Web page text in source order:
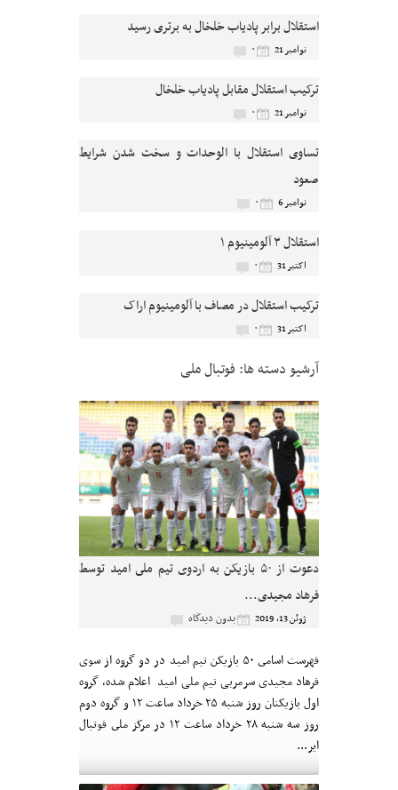
استقلال برابر پادیاب خلخال به برتری رسید
نوامبر 21 ۰
ترکیب استقلال مقابل پادیاب خلخال
نوامبر 21 ۰
تساوی استقلال با الوحدات و سخت شدن شرایط
صعود
نوامبر 6 ۰
استقلال ۳ آلومینیوم ۱
اکتبر 31 ۰
ترکیب استقلال در مصاف با آلومینیوم اراک
اکتبر 31 ۰
آرشیو دسته ها:فوتبال ملی
دعوت از ۵۰ بازیکن به اردوى تیم ملى امید توسط
فرهاد مجیدی...
ژوئن 13, 2019 بدون دیدگاه
فهرست اسامى ۵۰ بازیکن تیم امید در دو گروه از سوی
فرهاد مجیدی سرمربی تیم ملی امید اعلام شده، گروه
اول بازیکنان روز شنبه ۲۵ خرداد ساعت ۱۲ و گروه دوم
روز سه شنبه ۲۸ خرداد ساعت ۱۲ در مرکز ملى فوتبال
ایر...